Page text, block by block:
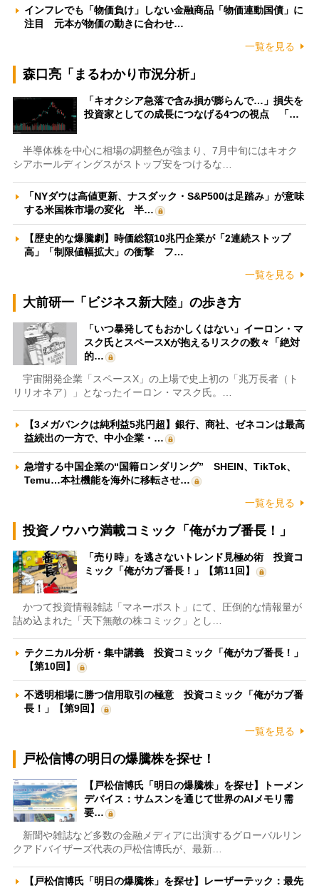
インフレでも「物価負け」しない金融商品「物価連動国債」に
注目 元本が物価の動きに合わせ…
一覧を見る
森口亮「まるわかり市況分析」
「キオクシア急落で含み損が膨らんで…」損失を
投資家としての成長につなげる4つの視点 「…
半導体株を中心に相場の調整色が強まり、7月中旬にはキオク
シアホールディングスがストップ安をつけるな…
「NYダウは高値更新、ナスダック・S&P500は足踏み」が意味
する米国株市場の変化 半…
【歴史的な爆騰劇】時価総額10兆円企業が「2連続ストップ
高」「制限値幅拡大」の衝撃 フ…
一覧を見る
大前研一「ビジネス新大陸」の歩き方
「いつ暴発してもおかしくはない」イーロン・マ
スク氏とスペースXが抱えるリスクの数々「絶対
的…
宇宙開発企業「スペースX」の上場で史上初の「兆万長者（ト
リリオネア）」となったイーロン・マスク氏。…
【3メガバンクは純利益5兆円超】銀行、商社、ゼネコンは最高
益続出の一方で、中小企業・…
急増する中国企業の“国籍ロンダリング” SHEIN、TikTok、
Temu…本社機能を海外に移転させ…
一覧を見る
投資ノウハウ満載コミック「俺がカブ番長！」
「売り時」を逃さないトレンド見極め術 投資コ
ミック「俺がカブ番長！」【第11回】
かつて投資情報雑誌「マネーポスト」にて、圧倒的な情報量が
詰め込まれた「天下無敵の株コミック」とし…
テクニカル分析・集中講義 投資コミック「俺がカブ番長！」
【第10回】
不透明相場に勝つ信用取引の極意 投資コミック「俺がカブ番
長！」【第9回】
一覧を見る
戸松信博の明日の爆騰株を探せ！
【戸松信博氏「明日の爆騰株」を探せ】トーメン
デバイス：サムスンを通じて世界のAIメモリ需
要…
新聞や雑誌など多数の金融メディアに出演するグローバルリン
クアドバイザーズ代表の戸松信博氏が、最新…
【戸松信博氏「明日の爆騰株」を探せ】レーザーテック：最先